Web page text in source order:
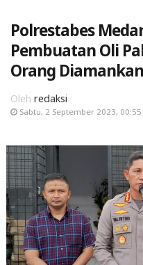
Polrestabes
Pembuatan Oli
Orang Diamankan
Oleh redaksi
Sabtu, 2 September 2023, 00:55